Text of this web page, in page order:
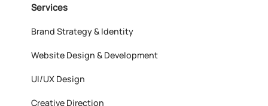
Services
Brand Strategy & Identity
Website Design & Development
UI/UX Design
Creative Direction